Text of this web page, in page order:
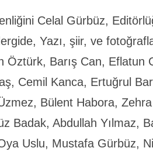
Celal Gürbüz,
Yazı, şiir, ve
Öztürk, Barış Can, Eflatun
Cemil Kanca, Ertuğrul
Bülent Habora,
Badak, Abdullah Yılmaz,
Uslu, Mustafa Gürbüz,